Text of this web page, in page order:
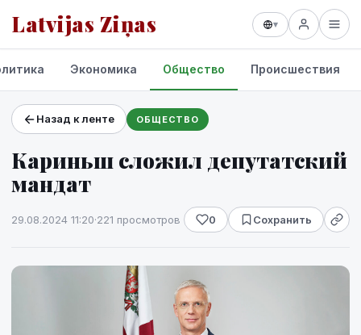
Latvijas Ziņas ▾
Проекты и сервисы
Прогноз погоды
Экономика Общество Происшествия
Назад к ленте ОБЩЕСТВО
Кариньш сложил депутатский
мандат
29.08.2024 11:20·221 просмотров 0 Сохранить